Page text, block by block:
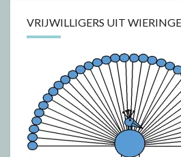
VRIJWILLIGERS UIT